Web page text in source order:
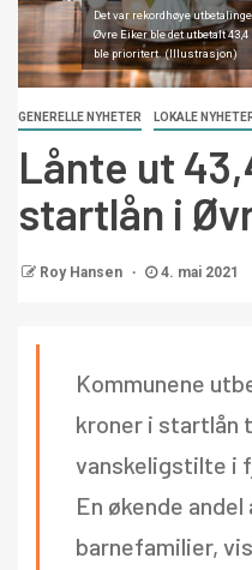
Det var rekordhøye
Øvre Eiker ble det utbetalt
ble prioritert. (Illustrasjon)
GENERELLE NYHETER LOKALE
Lånte ut
startlån i
Roy Hansen 4. mai 2021
Kommunene
kroner i startlån
vanskeligstilte i
En økende
barnefamilier,